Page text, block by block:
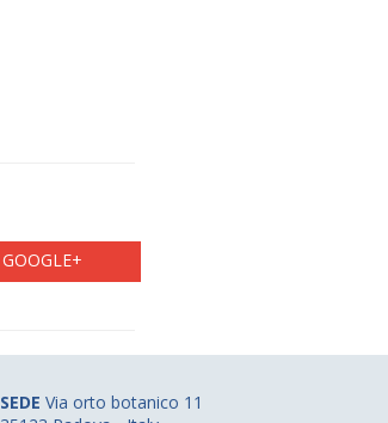
GOOGLE+
SEDE Via orto botanico 11